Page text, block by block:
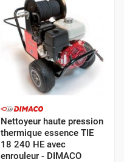
Nettoyeur haute pression
thermique essence TIE
18 240 HE avec
enrouleur - DIMACO